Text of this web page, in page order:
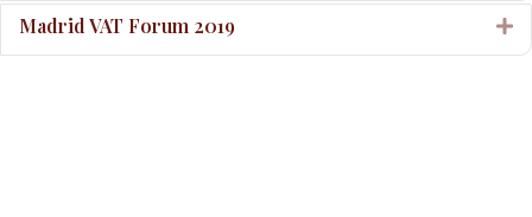
Madrid VAT Forum 2019